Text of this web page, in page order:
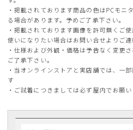
・掲載されております商品の色はPCモニ
る場合があります。予めご了承下さい。
・掲載されております画像を許可無くご
使いになりたい場合はお問い合せよりご連
・仕様および外観・価格は予告なく変更
ご了承下さい。
・当オンラインストアと実店舗では、一
す
・ご試着につきましては必ず屋内でお願い